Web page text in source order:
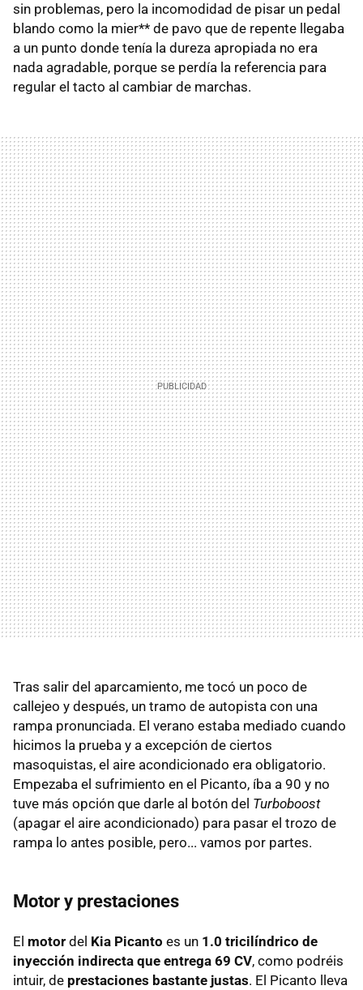
sin problemas, pero la incomodidad de pisar un pedal
blando como la mier** de pavo que de repente llegaba
a un punto donde tenía la dureza apropiada no era
nada agradable, porque se perdía la referencia para
regular el tacto al cambiar de marchas.
Tras salir del aparcamiento, me tocó un poco de
callejeo y después, un tramo de autopista con una
rampa pronunciada. El verano estaba mediado cuando
hicimos la prueba y a excepción de ciertos
masoquistas, el aire acondicionado era obligatorio.
Empezaba el sufrimiento en el Picanto, íba a 90 y no
tuve más opción que darle al botón del Turboboost
(apagar el aire acondicionado) para pasar el trozo de
rampa lo antes posible, pero... vamos por partes.
Motor y prestaciones
El motor del Kia Picanto es un 1.0 tricilíndrico de
inyección indirecta que entrega 69 CV, como podréis
intuir, de prestaciones bastante justas. El Picanto lleva